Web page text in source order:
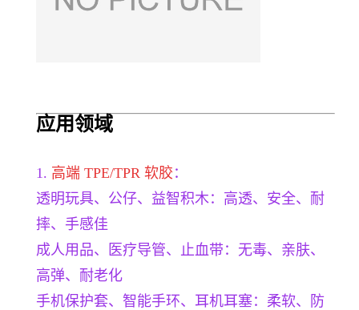
应用领域
1. 高端 TPE/TPR 软胶 ：
透明玩具、公仔、益智积木：高透、安全、耐
摔、手感佳
成人用品、医疗导管、止血带：无毒、亲肤、
高弹、耐老化
手机保护套、智能手环、耳机耳塞：柔软、防